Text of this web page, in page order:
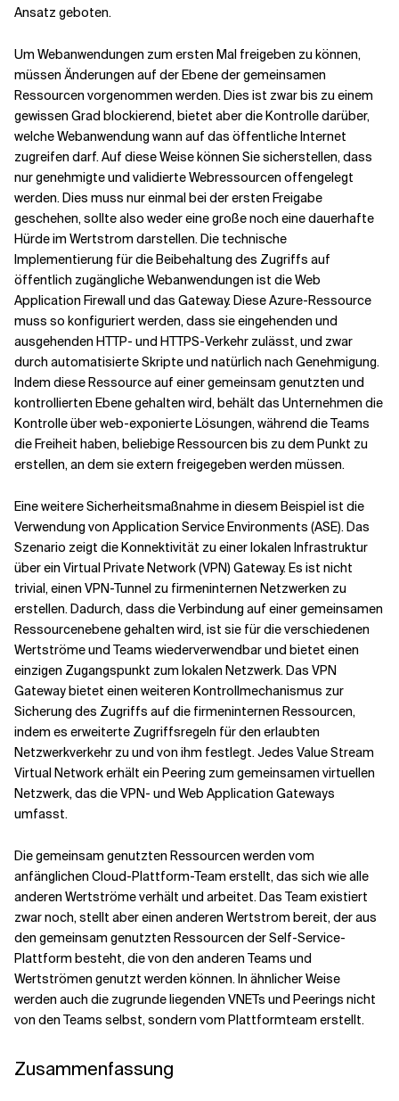
Ansatz geboten.
Um Webanwendungen zum ersten Mal freigeben zu können,
müssen Änderungen auf der Ebene der gemeinsamen
Ressourcen vorgenommen werden. Dies ist zwar bis zu einem
gewissen Grad blockierend, bietet aber die Kontrolle darüber,
welche Webanwendung wann auf das öffentliche Internet
zugreifen darf. Auf diese Weise können Sie sicherstellen, dass
nur genehmigte und validierte Webressourcen offengelegt
werden. Dies muss nur einmal bei der ersten Freigabe
geschehen, sollte also weder eine große noch eine dauerhafte
Hürde im Wertstrom darstellen. Die technische
Implementierung für die Beibehaltung des Zugriffs auf
öffentlich zugängliche Webanwendungen ist die Web
Application Firewall und das Gateway. Diese Azure-Ressource
muss so konfiguriert werden, dass sie eingehenden und
ausgehenden HTTP- und HTTPS-Verkehr zulässt, und zwar
durch automatisierte Skripte und natürlich nach Genehmigung.
Indem diese Ressource auf einer gemeinsam genutzten und
kontrollierten Ebene gehalten wird, behält das Unternehmen die
Kontrolle über web-exponierte Lösungen, während die Teams
die Freiheit haben, beliebige Ressourcen bis zu dem Punkt zu
erstellen, an dem sie extern freigegeben werden müssen.
Eine weitere Sicherheitsmaßnahme in diesem Beispiel ist die
Verwendung von Application Service Environments (ASE). Das
Szenario zeigt die Konnektivität zu einer lokalen Infrastruktur
über ein Virtual Private Network (VPN) Gateway. Es ist nicht
trivial, einen VPN-Tunnel zu firmeninternen Netzwerken zu
erstellen. Dadurch, dass die Verbindung auf einer gemeinsamen
Ressourcenebene gehalten wird, ist sie für die verschiedenen
Wertströme und Teams wiederverwendbar und bietet einen
einzigen Zugangspunkt zum lokalen Netzwerk. Das VPN
Gateway bietet einen weiteren Kontrollmechanismus zur
Sicherung des Zugriffs auf die firmeninternen Ressourcen,
indem es erweiterte Zugriffsregeln für den erlaubten
Netzwerkverkehr zu und von ihm festlegt. Jedes Value Stream
Virtual Network erhält ein Peering zum gemeinsamen virtuellen
Netzwerk, das die VPN- und Web Application Gateways
umfasst.
Die gemeinsam genutzten Ressourcen werden vom
anfänglichen Cloud-Plattform-Team erstellt, das sich wie alle
anderen Wertströme verhält und arbeitet. Das Team existiert
zwar noch, stellt aber einen anderen Wertstrom bereit, der aus
den gemeinsam genutzten Ressourcen der Self-Service-
Plattform besteht, die von den anderen Teams und
Wertströmen genutzt werden können. In ähnlicher Weise
werden auch die zugrunde liegenden VNETs und Peerings nicht
von den Teams selbst, sondern vom Plattformteam erstellt.
Zusammenfassung